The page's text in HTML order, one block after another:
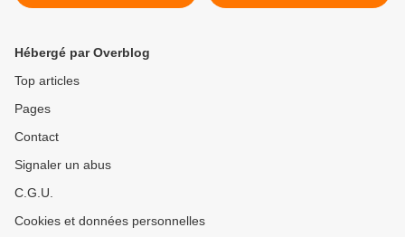
Hébergé par Overblog
Top articles
Pages
Contact
Signaler un abus
C.G.U.
Cookies et données personnelles